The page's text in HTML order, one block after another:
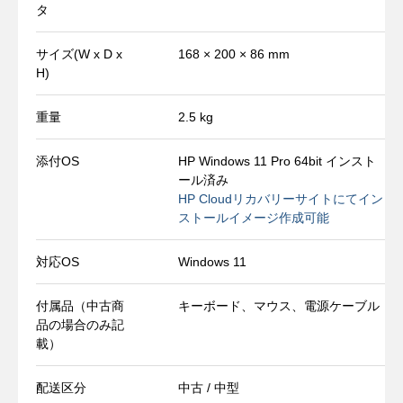
タ
サイズ(W x D x
H)
168 × 200 × 86 mm
重量 2.5 kg
添付OS
HP Windows 11 Pro 64bit インスト
ール済み
HP Cloudリカバリーサイトにてイン
ストールイメージ作成可能
対応OS Windows 11
付属品（中古商
品の場合のみ記
載）
キーボード、マウス、電源ケーブル
配送区分 中古 / 中型